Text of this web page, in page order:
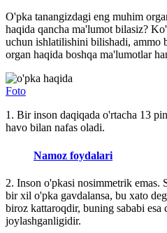
O'pka tanangizdagi eng muhim
haqida qancha ma'lumot bilasiz?
uchun ishlatilishini bilishadi, ammo
organ haqida boshqa ma'lumotlar
Foto
1. Bir inson daqiqada o'rtacha 13
havo bilan nafas oladi.
Namoz foydalari
2. Inson o'pkasi nosimmetrik emas.
bir xil o'pka gavdalansa, bu xato
biroz kattaroqdir, buning sababi esa
joylashganligidir.